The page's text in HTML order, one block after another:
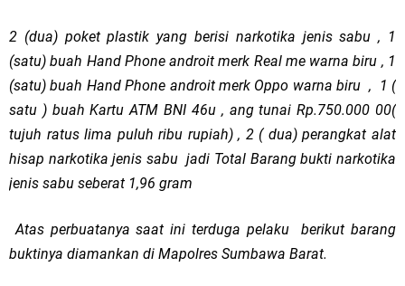
2 (dua) poket plastik yang berisi narkotika jenis sabu , 1
(satu) buah Hand Phone androit merk Real me warna biru , 1
(satu) buah Hand Phone androit merk Oppo warna biru , 1 (
satu ) buah Kartu ATM BNI 46u , ang tunai Rp.750.000 00(
tujuh ratus lima puluh ribu rupiah) , 2 ( dua) perangkat alat
hisap narkotika jenis sabu jadi Total Barang bukti narkotika
jenis sabu seberat 1,96 gram
Atas perbuatanya saat ini terduga pelaku berikut barang
buktinya diamankan di Mapolres Sumbawa Barat.